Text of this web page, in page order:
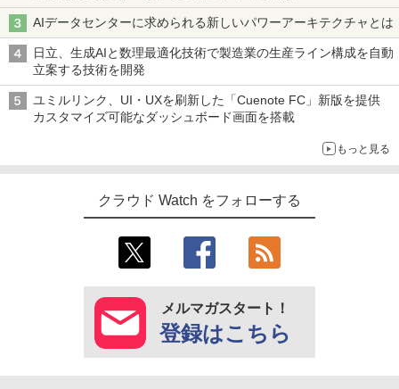
AIデータセンターに求められる新しいパワーアーキテクチャとは
日立、生成AIと数理最適化技術で製造業の生産ライン構成を自動
立案する技術を開発
ユミルリンク、UI・UXを刷新した「Cuenote FC」新版を提供
カスタマイズ可能なダッシュボード画面を搭載
もっと見る
クラウド Watch をフォローする
メルマガスタート！
登録はこちら